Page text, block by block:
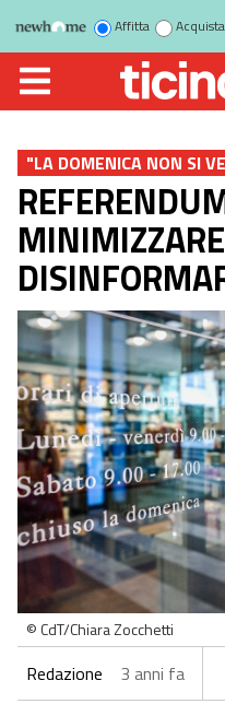
Affitta Acquista
"LA DOMENICA NON SI
© CdT/Chiara Zocchetti
Redazione 3 anni fa